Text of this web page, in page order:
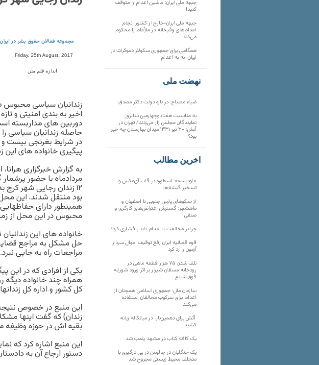
مجموعه فعالان حقوق بشر در ایران
Friday, 25th August, 2017
اندازه قلم متن
اخیر به بندی امنیتی و
دوربین های مداربسته
در شرایط بغرنجی بیست
پیگیری خانواده های این
به گزارش خبرگزاری
۱۲ زندان رجایی شهر
بود منتقل شدند. این
همینطور دارای
محبوس در این محل از
خانواده های این
حل مشکل به مراجع قضایی
مراجعات راه به جایی نبرد.
یکی از افرادی که در این
همراه چند خانواده دیگه
کل کشور و اداره کل
این منبع در خصوص
زندان) که گفت اینها
بقیه اش در حوزه وظیفه
این منبع اشاره کرد که
دستور ارجاع آن به
جبهه ملی ایران: ماشین اعدام را متوقف
کنید!
جبهه ملی ایران-خارج از کشور انجام
اعدام‌های وقیحانه در ملأِعام را محکوم
می‌کند
همگامی برای جمهوری سکولار دموکرات در
ایران: نه به اعدام
نهضت ملی
ضیاء مصباح: در باره دولت دکتر مصدق
به مناسبت هفتادوچهارمین سالروز:
نمایندگان مجلس زار می‌زدند/ تهران در
آتش؛ ۳۰ تیر ۱۳۳۱ میدان بهارستان چه خبر
بود؟
آخرین مطالب
«اودیسه»؛ اسطوره در قاب آی‌مکس و
تسخیر گیشه‌ها
از سکوهای پارس جنوبی تا اصفهان و
ماهشهر؛ گسترش اعتراض‌های کارگری و
صنفی
چرا بر مخالفت با اعدام باید پافشاری کرد؟
قوه قضائیه ایران رفع توقیف اموال سردار
آزمون را رد کرد
تلف شدن ۷۵ هزار قطعه ماهی در
رودخانه مسقان شیراز بر اثر ورود شورابه
فوق‌اشباع
سازمان ملل: جمهوری اسلامی همچنان از
اعدام برای سرکوب مخالفان استفاده
می‌کند
آتش برای دهمین‌بار، در میانکاله زبانه
کشید
یک کافه کتاب در مشهد پلمب شد
یک جنگلبان در چالوس در پی درگیری با
متخلف محیط زیستی مجروح شد